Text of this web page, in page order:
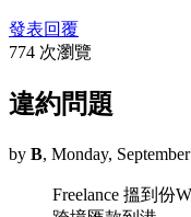
發表回覆
774 次瀏覽
違約問題
by B, Monday,
Freelance 搵到份